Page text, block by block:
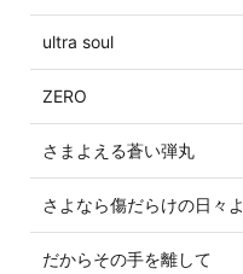
ultra soul
ZERO
さまよえる蒼い弾丸
さよなら傷だらけの日々よ
だからその手を離して